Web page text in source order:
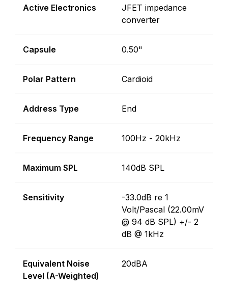
Active Electronics
JFET impedance
converter
Capsule 0.50"
Polar Pattern Cardioid
Address Type End
Frequency Range 100Hz - 20kHz
Maximum SPL 140dB SPL
Sensitivity
-33.0dB re 1
Volt/Pascal (22.00mV
@ 94 dB SPL) +/- 2
dB @ 1kHz
Equivalent Noise
Level (A-Weighted)
20dBA